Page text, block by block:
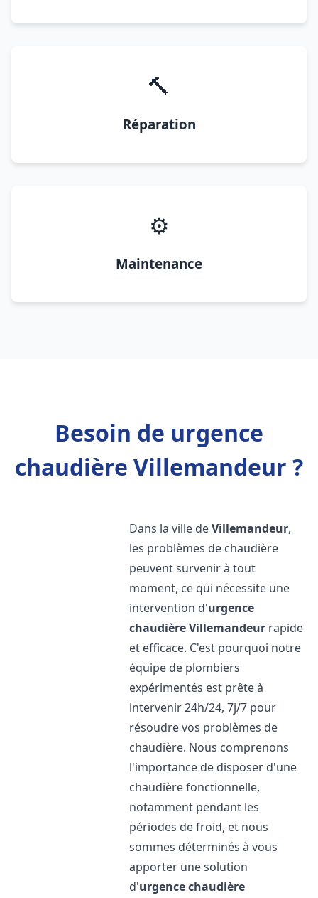
🔨
Réparation
⚙️
Maintenance
Besoin de urgence
chaudière Villemandeur ?
Dans la ville deVillemandeur,
les problèmes de chaudière
peuvent survenir à tout
moment, ce qui nécessite une
intervention d'urgence
chaudièreVillemandeur rapide
et efficace. C'est pourquoi notre
équipe de plombiers
expérimentés est prête à
intervenir 24h/24, 7j/7 pour
résoudre vos problèmes de
chaudière. Nous comprenons
l'importance de disposer d'une
chaudière fonctionnelle,
notamment pendant les
périodes de froid, et nous
sommes déterminés à vous
apporter une solution
d'urgence chaudière